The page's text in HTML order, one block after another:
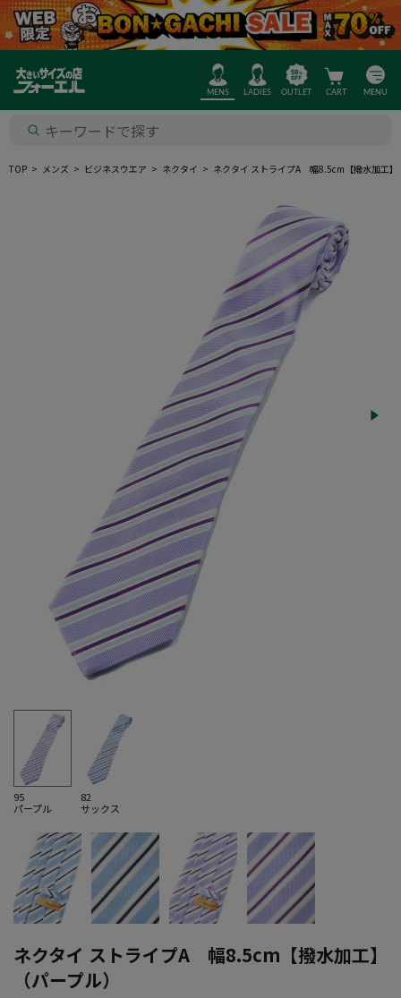
MENS LADIES OUTLET CART MENU
TOP メンズ ビジネスウエア ネクタイ ネクタイ ストライプA 幅8.5cm【撥水加工】
95
パープル
82
サックス
ネクタイ ストライプA 幅8.5cm【撥水加工】
（パープル）